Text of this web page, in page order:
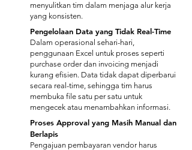
menyulitkan tim dalam menjaga alur kerja
yang konsisten.
Pengelolaan Data yang Tidak Real-Time
​Dalam operasional sehari-hari,
penggunaan Excel untuk proses seperti
purchase order dan invoicing menjadi
kurang efisien. Data tidak dapat diperbarui
secara real-time, sehingga tim harus
membuka file satu per satu untuk
mengecek atau menambahkan informasi.
Proses Approval yang Masih Manual dan
Berlapis
Pengajuan pembayaran vendor harus